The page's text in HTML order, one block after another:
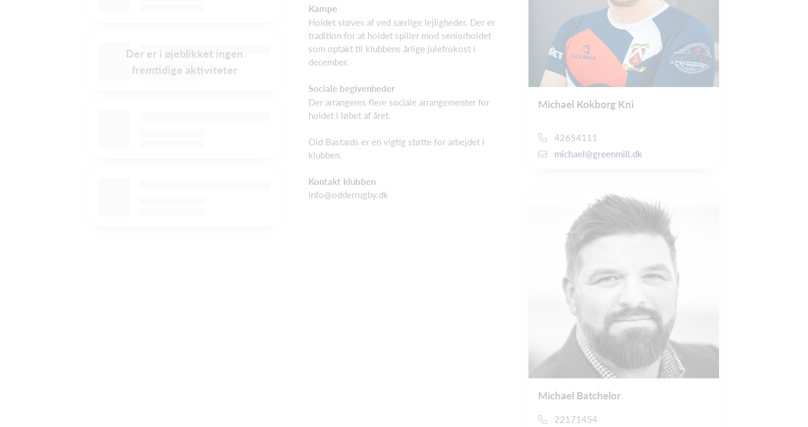
Der er i øjeblikket ingen
fremtidige aktiviteter
Kampe
Holdet støves af ved særlige lejligheder. Der er
tradition for at holdet spiller mod seniorholdet
som optakt til klubbens årlige julefrokost i
december.
Sociale begivenheder
Der arrangeres flere sociale arrangementer for
holdet i løbet af året.
Old Bastards er en vigtig støtte for arbejdet i
klubben.
Kontakt klubben
info@odderrugby.dk
Michael Kokborg Kni
42654111
michael@greenmill.dk
Michael Batchelor
22171454